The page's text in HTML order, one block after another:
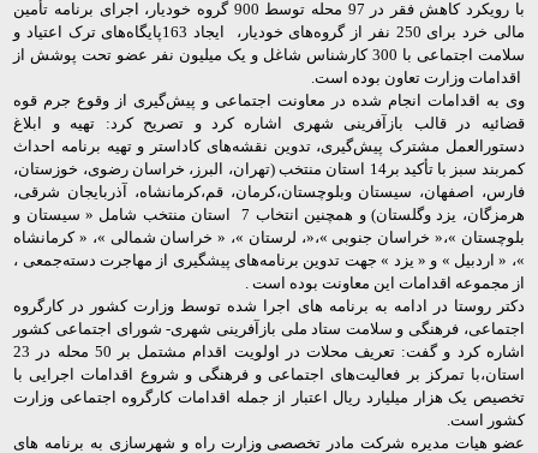
با رویکرد کاهش فقر در 97 محله توسط 900 گروه خودیار، اجرای برنامه تأمین
مالی خرد برای 250 نفر از گروه‌های خودیار، ایجاد 163پایگاه‌های ترک اعتیاد و
سلامت اجتماعی با 300 کارشناس شاغل و یک میلیون نفر عضو تحت پوشش از
اقدامات وزارت تعاون بوده است.
وی به اقدامات انجام شده در معاونت اجتماعی و پیش‌گیری از وقوع جرم قوه
قضائیه در قالب بازآفرینی شهری اشاره کرد و تصریح کرد: تهیه و ابلاغ
دستورالعمل مشترک پیش‌گیری، تدوین نقشه‌های کاداستر و تهیه برنامه احداث
کمربند سبز با تأکید بر14 استان منتخب (تهران، البرز، خراسان رضوی، خوزستان،
فارس، اصفهان، سیستان وبلوچستان،کرمان، قم،کرمانشاه، آذربایجان شرقی،
هرمزگان، یزد وگلستان) و همچنین انتخاب 7 استان منتخب شامل « سیستان و
بلوچستان »،« خراسان جنوبی »،«، لرستان »، « خراسان شمالی »، « کرمانشاه
»، « اردبیل » و « یزد » جهت تدوین برنامه‌های پیشگیری از مهاجرت دسته‌جمعی ،
از مجموعه اقدامات این معاونت بوده است .
دکتر روستا در ادامه به برنامه های اجرا شده توسط وزارت کشور در کارگروه
اجتماعی، فرهنگی و سلامت ستاد ملی بازآفرینی شهری- شورای اجتماعی کشور
اشاره کرد و گفت: تعریف محلات در اولویت اقدام مشتمل بر 50 محله در 23
استان،با تمرکز بر فعالیت‌های اجتماعی و فرهنگی و شروع اقدامات اجرایی با
تخصیص یک هزار میلیارد ریال اعتبار از جمله اقدامات کارگروه اجتماعی وزارت
کشور است.
عضو هیات مدیره شرکت مادر تخصصی وزارت راه و شهرسازی به برنامه های